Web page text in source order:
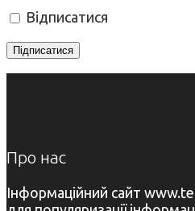
Відписатися
Про нас
Інформаційний сайт